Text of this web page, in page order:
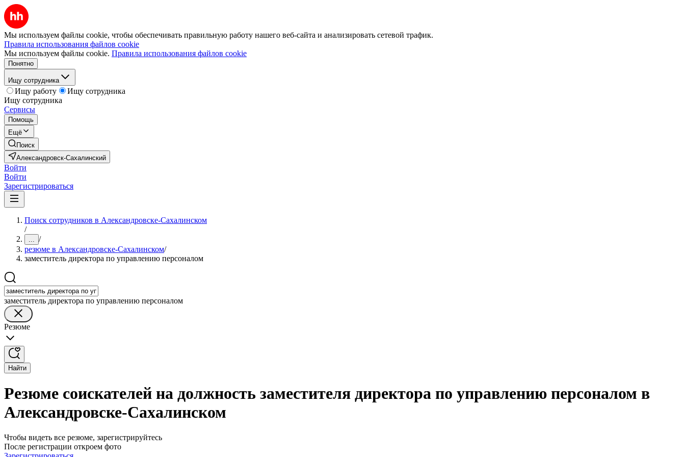
Мы используем файлы cookie, чтобы обеспечивать правильную работу нашего веб-сайта и анализировать сетевой трафик.
Правила использования файлов cookie
Мы используем файлы cookie. Правила использования файлов cookie
Понятно
Ищу сотрудника
Ищу работу
Ищу сотрудника
Ищу сотрудника
Сервисы
Помощь
Ещё
Поиск
Александровск-Сахалинский
Войти
Войти
Зарегистрироваться
Поиск сотрудников в Александровске-Сахалинском
/
... /
резюме в Александровске-Сахалинском/
заместитель директора по управлению персоналом
заместитель директора по управлению персоналом
Резюме
Найти
Резюме соискателей на должность заместителя директора по управлению персоналом в
Александровске-Сахалинском
Чтобы видеть все резюме, зарегистрируйтесь
После регистрации откроем фото